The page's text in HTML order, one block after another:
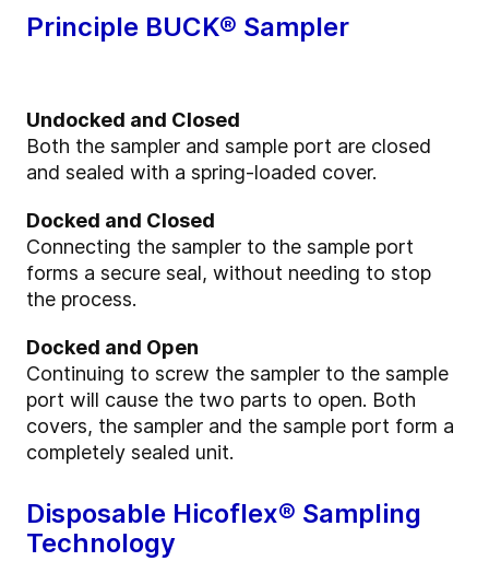
Principle BUCK® Sampler
Undocked and Closed
Both the sampler and sample port are closed
and sealed with a spring-loaded cover.
Docked and Closed
Connecting the sampler to the sample port
forms a secure seal, without needing to stop
the process.
Docked and Open
Continuing to screw the sampler to the sample
port will cause the two parts to open. Both
covers, the sampler and the sample port form a
completely sealed unit.
Disposable Hicoflex® Sampling
Technology